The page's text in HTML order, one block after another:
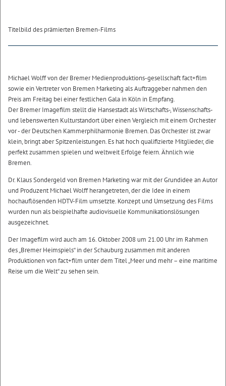
Titelbild des prämierten Bremen-Films
Michael Wolff von der Bremer Medienproduktions-gesellschaft fact+film
sowie ein Vertreter von Bremen Marketing als Auftraggeber nahmen den
Preis am Freitag bei einer festlichen Gala in Köln in Empfang.
Der Bremer Imagefilm stellt die Hansestadt als Wirtschafts-, Wissenschafts-
und lebenswerten Kulturstandort über einen Vergleich mit einem Orchester
vor - der Deutschen Kammerphilharmonie Bremen. Das Orchester ist zwar
klein, bringt aber Spitzenleistungen. Es hat hoch qualifizierte Mitglieder, die
perfekt zusammen spielen und weltweit Erfolge feiern. Ähnlich wie
Bremen.
Dr. Klaus Sondergeld von Bremen Marketing war mit der Grundidee an Autor
und Produzent Michael Wolff herangetreten, der die Idee in einem
hochauflösenden HDTV-Film umsetzte. Konzept und Umsetzung des Films
wurden nun als beispielhafte audiovisuelle Kommunikationslösungen
ausgezeichnet.
Der Imagefilm wird auch am 16. Oktober 2008 um 21.00 Uhr im Rahmen
des „Bremer Heimspiels“ in der Schauburg zusammen mit anderen
Produktionen von fact+film unter dem Titel „Meer und mehr – eine maritime
Reise um die Welt“ zu sehen sein.